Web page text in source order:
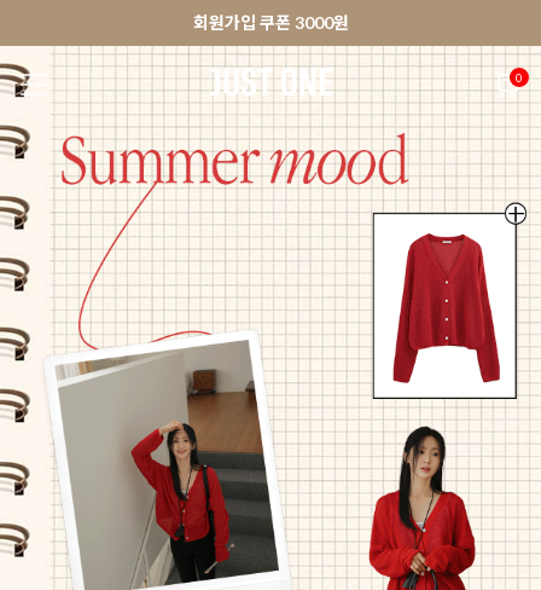
앱 다운로드 10% 할인쿠폰
🚀오늘출발상품 당일발송 배송중
회원가입 쿠폰 3000원
앱 다운로드 10% 할인쿠폰
0
NEW 7% BEST 🚀오늘출발 MADE . J 상의 팬츠